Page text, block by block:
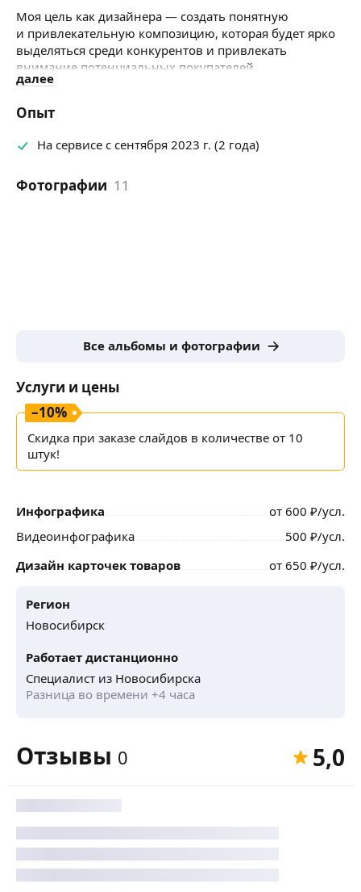
Моя цель как дизайнера — создать понятную
и привлекательную композицию, которая будет ярко
выделяться среди конкурентов и привлекать
внимание потенциальных покупателей.
Выбирая меня, в качестве дизайнера инфографики,
Вы можете быть уверены, что я смогу успешно
особенностях вашего товара.
далее
Опыт
На сервисе с сентября 2023 г. (2 года)
Фотографии 11
Все альбомы и фотографии
Услуги и цены
–10%
Скидка при заказе cлайдов в количестве от 10
штук!
Инфографика от 600 ₽/усл.
Видеоинфографика
500 ₽/усл.
Дизайн карточек товаров
от 650 ₽/усл.
Регион
Новосибирск
Работает дистанционно
Специалист из Новосибирска
Разница во времени +4 часа
Отзывы 0 5,0